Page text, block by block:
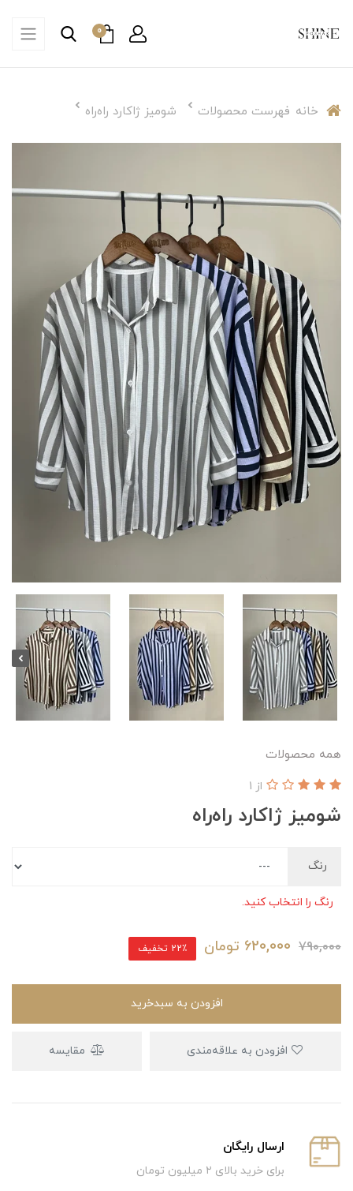
0
خانه فهرست محصولات شومیز ژاکارد راه‌راه
همه محصولات
شومیز ژاکارد راه‌راه
از 1
رنگ
رنگ را انتخاب کنید.
790,000
620,000 تومان 22٪ تخفیف
افزودن به سبدخرید
مقایسه
ارسال رایگان
برای خرید بالای ۲ میلیون تومان